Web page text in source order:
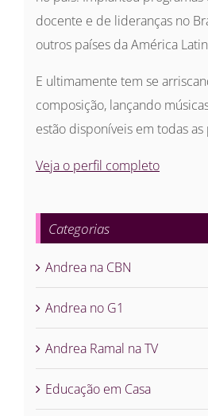
docente e de lideranças no
outros países da América
E ultimamente tem se
composição, lançando
estão disponíveis em todas as
Veja o perfil completo
Categorias
Andrea na CBN
Andrea no G1
Andrea Ramal na TV
Educação em Casa